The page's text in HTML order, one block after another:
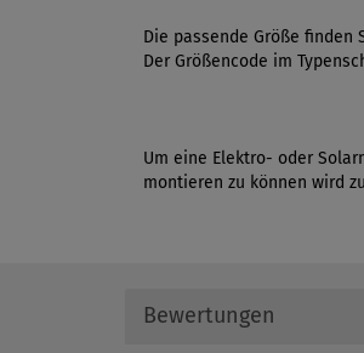
Die passende Größe
Der Größencode im
Um eine Elektro- oder
montieren zu können wird
Bewertungen